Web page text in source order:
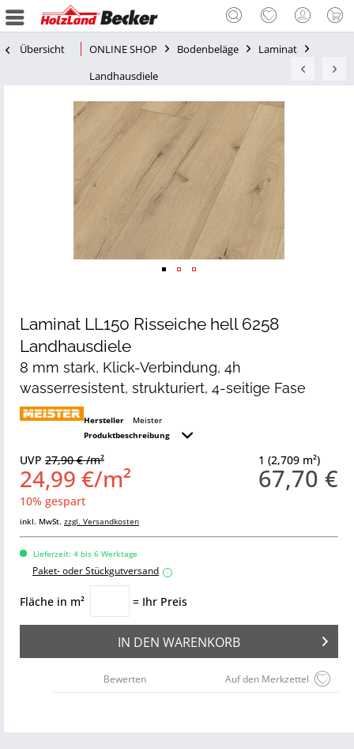
Übersicht ONLINE SHOP Bodenbeläge
Laminat
Landhausdiele
Laminat LL150 Risseiche hell 6258
Landhausdiele
8 mm stark, Klick-Verbindung, 4h
wasserresistent, strukturiert, 4-seitige Fase
Hersteller
Meister
Produktbeschreibung
1 (2,709 m²)
67,70 €
UVP 27,90 € /m²
24,99 €/m²
10% gespart
inkl. MwSt. zzgl. Versandkosten
Lieferzeit: 4 bis 6 Werktage
Paket- oder Stückgutversand i
Fläche in m² = Ihr Preis
IN DEN WARENKORB
Auf den Merkzettel
Bewerten